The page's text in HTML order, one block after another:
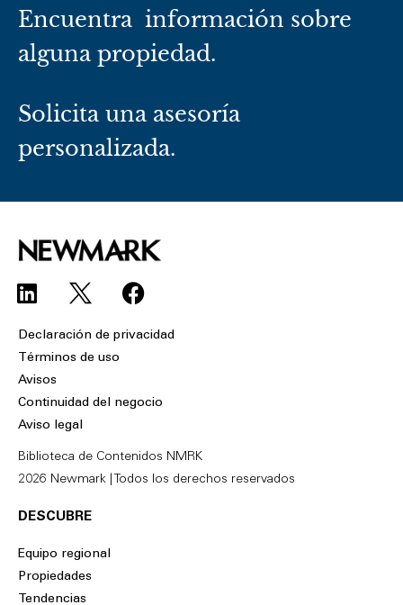
Encuentra información sobre
alguna propiedad.
Solicita una asesoría
personalizada.
L
i
n
k
e
d
F
a
o
Declaración de privacidad
Términos de uso
Avisos
Continuidad del negocio
Aviso legal
Biblioteca de Contenidos NMRK
2026 Newmark | Todos los derechos reservados
DESCUBRE
Equipo regional
Propiedades
Tendencias